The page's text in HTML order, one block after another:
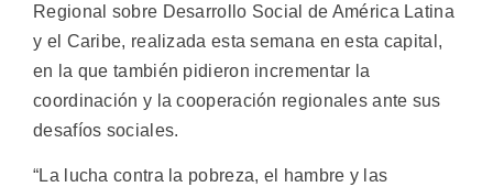
Regional sobre Desarrollo Social de América Latina
y el Caribe, realizada esta semana en esta capital,
en la que también pidieron incrementar la
coordinación y la cooperación regionales ante sus
desafíos sociales.
“La lucha contra la pobreza, el hambre y las